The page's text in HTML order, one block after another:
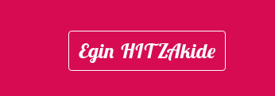
Egin HITZAkide